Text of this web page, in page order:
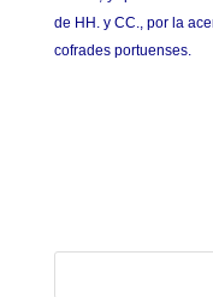
de HH. y CC., por la
cofrades portuenses.